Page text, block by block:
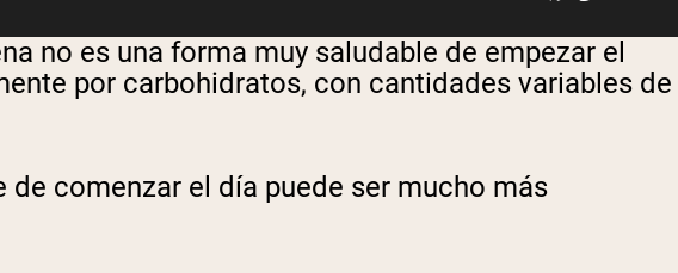
no es una forma muy saludable de empezar el
por carbohidratos, con cantidades variables de
comenzar el día puede ser mucho más